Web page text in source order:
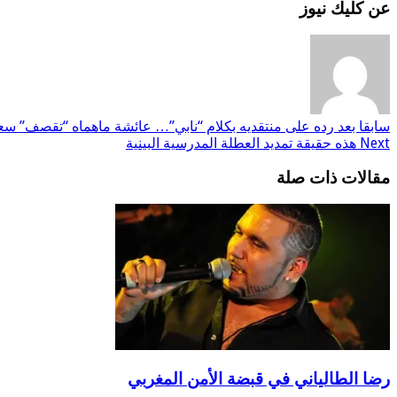
عن كليك نيوز
سابقا بعد رده على منتقديه بكلام “نابي”… عائشة ماهماه “تقصف”
Next هذه حقيقة تمديد العطلة المدرسية البينية
مقالات ذات صلة
رضا الطالياني في قبضة الأمن المغربي